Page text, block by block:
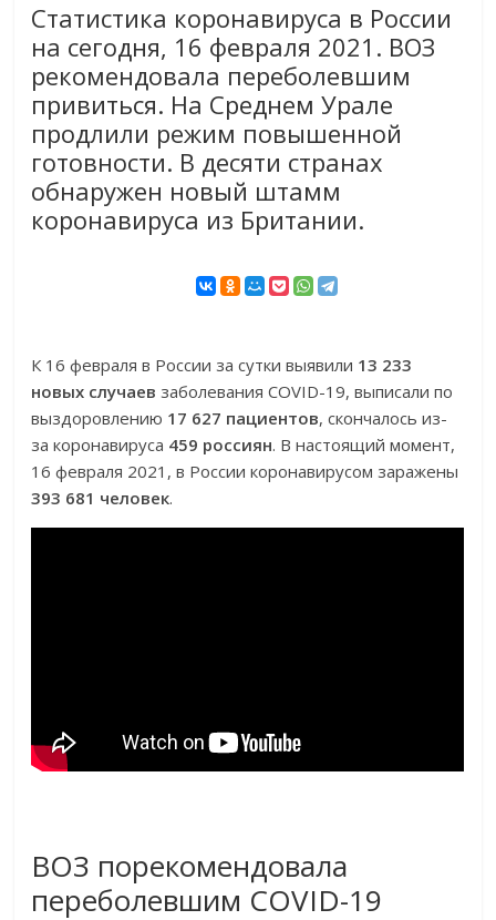
Статистика коронавируса в России
на сегодня, 16 февраля 2021. ВОЗ
рекомендовала переболевшим
привиться. На Среднем Урале
продлили режим повышенной
готовности. В десяти странах
обнаружен новый штамм
коронавируса из Британии.
К 16 февраля в России за сутки выявили 13 233
новых случаев заболевания COVID-19, выписали по
выздоровлению 17 627 пациентов, скончалось из-
за коронавируса 459 россиян. В настоящий момент,
16 февраля 2021, в России коронавирусом заражены
393 681 человек.
ВОЗ порекомендовала
переболевшим COVID-19